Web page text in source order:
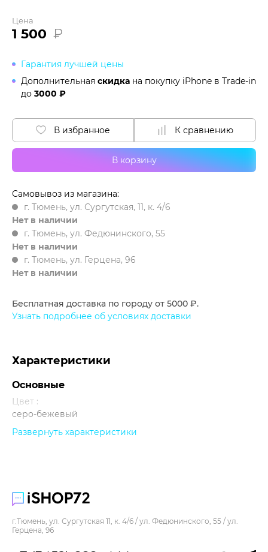
Цена
1 500 ₽
Гарантия лучшей цены
Дополнительная скидка на покупку iPhone в Trade-in
до 3000 ₽
В корзину
В избранное К сравнению
Самовывоз из магазина:
г. Тюмень, ул. Сургутская, 11, к. 4/6
Нет в наличии
г. Тюмень, ул. Федюнинского, 55
Нет в наличии
г. Тюмень, ул. Герцена, 96
Нет в наличии
Бесплатная доставка по городу от 5000 ₽.
Узнать подробнее об условиях доставки
Характеристики
Основные
Цвет :
серо-бежевый
Прочее
Развернуть характеристики
г.Тюмень, ул. Сургутская 11, к. 4/6 / ул. Федюнинского, 55 / ул.
Герцена, 96